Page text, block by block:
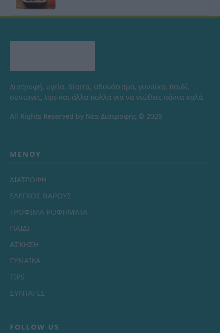
Διατροφή, υγεία, δίαιτα, αδυνάτισμα, γυναίκα, παιδί,
συνταγές, tips και άλλα πολλά για να νιώθεις πάντα καλά.
All Rights Reserved by Νέα Διατροφής © 2026
ΜΕΝΟΎ
ΔΙΑΤΡΟΦΗ
ΕΛΕΓΧΟΣ ΒΑΡΟΥΣ
ΤΡΟΦΙΜΑ ΡΟΦΗΜΑΤΑ
ΠΑΙΔΙ
ΑΣΚΗΣΗ
ΓΥΝΑΙΚΑ
TIPS
ΣΥΝΤΑΓΕΣ
FOLLOW US